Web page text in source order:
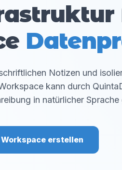
Notizen und
kann durch
in natürlicher
Workspace erstellen